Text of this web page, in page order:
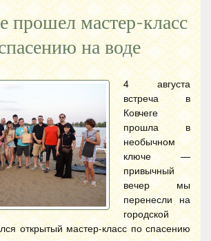
прошел мастер-класс
на воде
4 августа
встреча в
Ковчеге
прошла в
необычном
ключе —
привычный
вечер мы
перенесли на
городской
открытый мастер-класс по спасению